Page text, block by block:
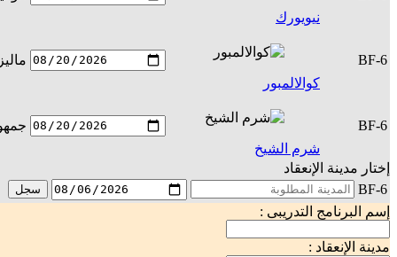
نيويورك
BF-6
كوالالمبور
BF-6
شرم الشيخ
إختار مدينة الإنعقاد
BF-6
سجل
إسم البرنامج التدريبى :
مدينة الإنعقاد :